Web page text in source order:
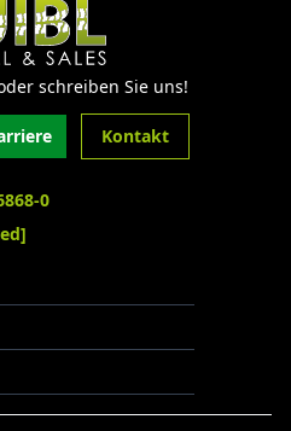
schreiben Sie uns!
Kontakt
0